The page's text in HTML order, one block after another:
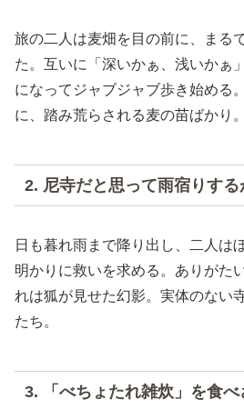
旅の二人は麦畑を目の前に、まる
た。互いに「深いかぁ、浅いかぁ
になってジャブジャブ歩き始める
に、踏み荒らされる麦の苗ばかり。
2. 尼寺だと思って雨宿りする
日も暮れ雨まで降り出し、二人は
明かりに救いを求める。ありがた
れは狐が見せた幻影。実体のない
たち。
3. 「べちょたれ雑炊」を食べ